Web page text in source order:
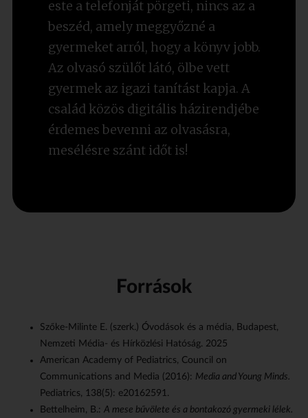
este a telefonját pörgeti, nincs az a
beszéd, amely meggyőzné a
gyermeket arról, hogy a könyv jobb.
Az olvasó szülőt látó, ölbe vett
gyermek az igazi tanítást kapja. A
család közös digitális házirendjébe
érdemes bevenni az olvasásra,
mesélésre szánt időt is!
Források
Szőke-Milinte E. (szerk.) Óvodások és a média, Budapest,
Nemzeti Média- és Hírközlési Hatóság. 2025
American Academy of Pediatrics, Council on
Communications and Media (2016): Media and Young Minds.
Pediatrics, 138(5): e20162591.
Bettelheim, B.: A mese bűvölete és a bontakozó gyermeki lélek.